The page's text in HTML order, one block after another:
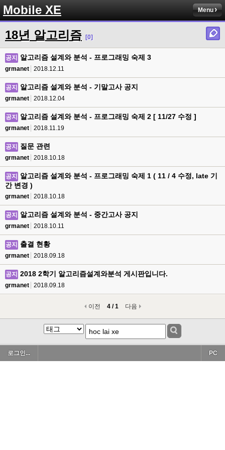
Mobile XE Menu
18년 알고리즘 [0]
공지 알고리즘 설계와 분석 - 프로그래밍 숙제 3
grmanet 2018.12.11
공지 알고리즘 설계와 분석 - 기말고사 공지
grmanet 2018.12.04
공지 알고리즘 설계와 분석 - 프로그래밍 숙제 2 [ 11/27 수정 ]
grmanet 2018.11.19
공지 질문 관련
grmanet 2018.10.18
공지
알고리즘 설계와 분석 - 프로그래밍 숙제 1 ( 11 / 4 수정, late 기
간 변경 )
grmanet 2018.10.18
공지 알고리즘 설계와 분석 - 중간고사 공지
grmanet 2018.10.11
공지 출결 현황
grmanet 2018.09.18
공지 2018 2학기 알고리즘설계와분석 게시판입니다.
grmanet 2018.09.18
이전 4 / 1 다음
로그인... PC